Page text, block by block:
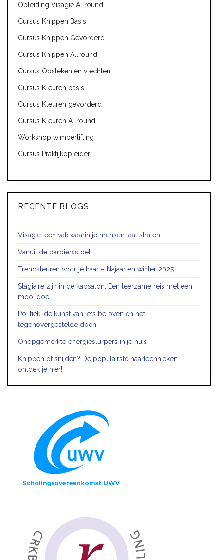
Opleiding Visagie Allround
Cursus Knippen Basis
Cursus Knippen Gevorderd
Cursus Knippen Allround
Cursus Opsteken en vlechten
Cursus Kleuren basis
Cursus Kleuren gevorderd
Cursus Kleuren Allround
Workshop wimperlifting
Cursus Praktijkopleider
RECENTE BLOGS
Visagie: een vak waarin je mensen laat stralen!
Vanuit de barbiersstoel
Trendkleuren voor je haar – Najaar en winter 2025
Stagiaire zijn in de kapsalon: Een leerzame reis met een
mooi doel
Politiek: de kunst van iets beloven en het
tegenovergestelde doen
Onopgemerkte energieslurpers in je huis
Knippen of snijden? De populairste haartechnieken
ontdek je hier!